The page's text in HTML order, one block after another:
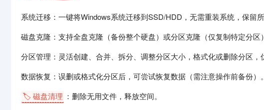
系统迁移：一键将Windows系统迁移到SSD/HDD，无需重装系统，保留
磁盘克隆：支持全盘克隆（备份整个硬盘）或分区克隆（仅复制特定分区
分区管理：灵活创建、合并、拆分、调整分区大小，格式化或删除分区，
数据恢复：误删或格式化分区后，可尝试恢复数据（需注意操作前备份）。
🏷️ 磁盘清理 ：删除无用文件，释放空间。